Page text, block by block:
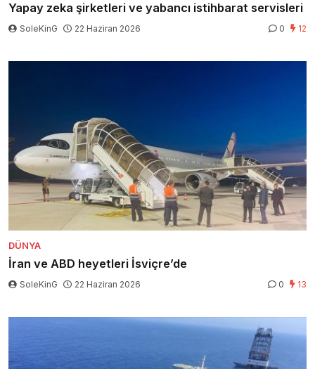
Yapay zeka şirketleri ve yabancı istihbarat servisleri
SoleKinG 22 Haziran 2026 0 12
DÜNYA
İran ve ABD heyetleri İsviçre’de
SoleKinG 22 Haziran 2026 0 13